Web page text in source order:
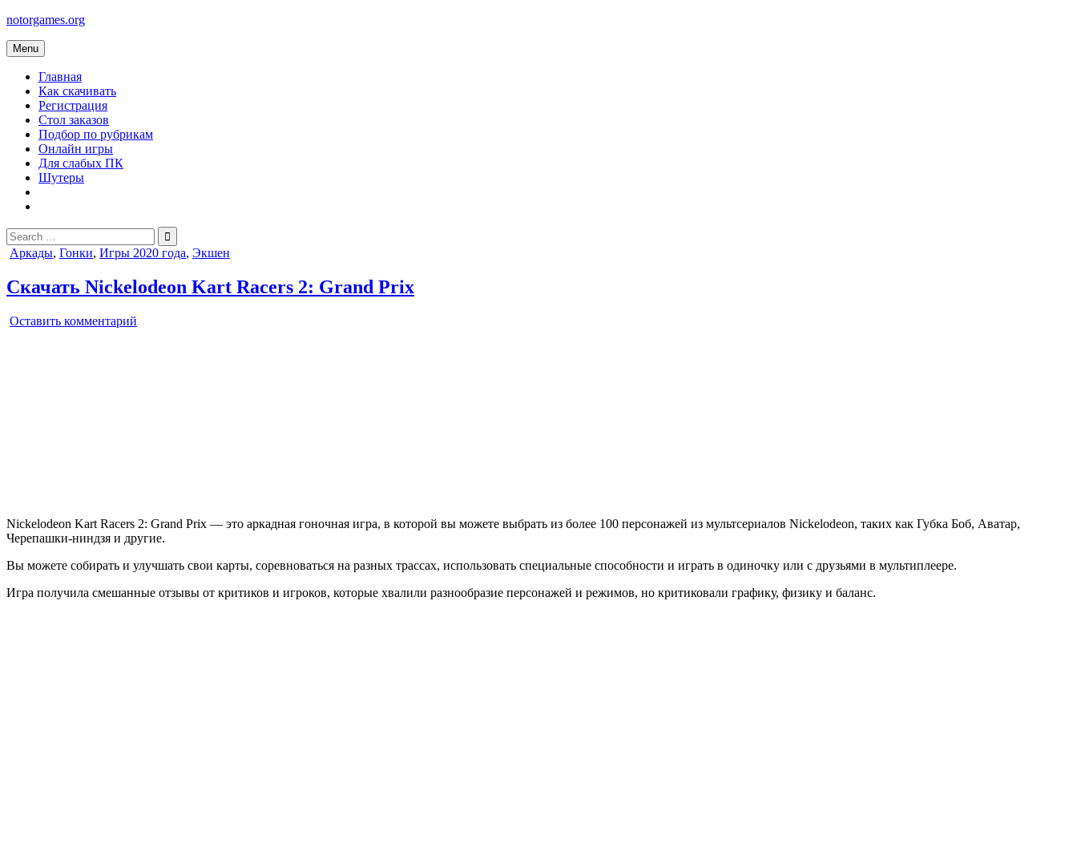
Skip
content
notorgames.org
Menu
Главная
Как скачивать
Регистрация
Стол заказов
Подбор по рубрикам
Онлайн игры
Для слабых ПК
Шутеры
Search
for:
Posted
Аркады, Гонки, Игры 2020 года, Экшен
Скачать Nickelodeon Kart Racers 2: Grand Prix
Оставить комментарий
Nickelodeon Kart Racers 2: Grand Prix — это аркадная гоночная игра, в которой вы можете выбрать из более 100 персонажей из мультсериалов Nickelodeon, таких как Губка Боб, Аватар,
Черепашки-ниндзя и другие.
Вы можете собирать и улучшать свои карты, соревноваться на разных трассах, использовать специальные способности и играть в одиночку или с друзьями в мультиплеере.
Игра получила смешанные отзывы от критиков и игроков, которые хвалили разнообразие персонажей и режимов, но критиковали графику, физику и баланс.